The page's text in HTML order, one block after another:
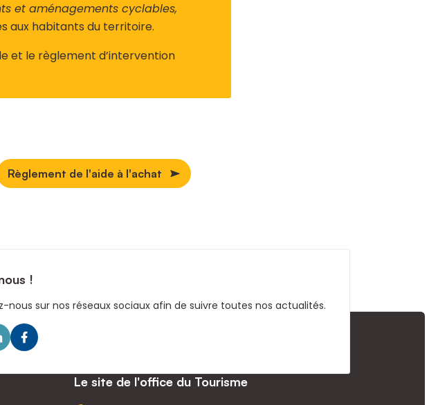
et aménagements cyclables,
aux habitants du territoire.
et le règlement d’intervention
Règlement de l'aide à l'achat
!
nous sur nos réseaux sociaux afin de suivre toutes nos actualités.
Le site de l'office du Tourisme